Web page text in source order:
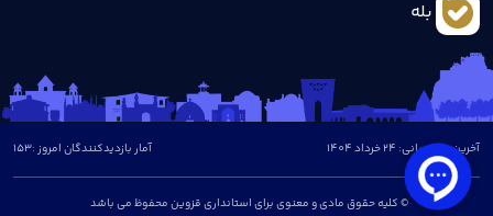
بله
آخرین بروزرسانی: 24 خرداد 1404
© کلیه حقوق مادی و معنوی برای استانداری قزوین محفوظ می باشد
آمار بازدیدکنندگان امروز :153